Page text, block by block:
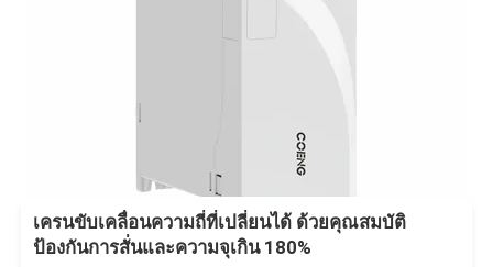
เครนขับเคลื่อนความถี่ที่เปลี่ยนได้ ด้วยคุณสมบัติ
ป้องกันการสั่นและความจุเกิน 180%